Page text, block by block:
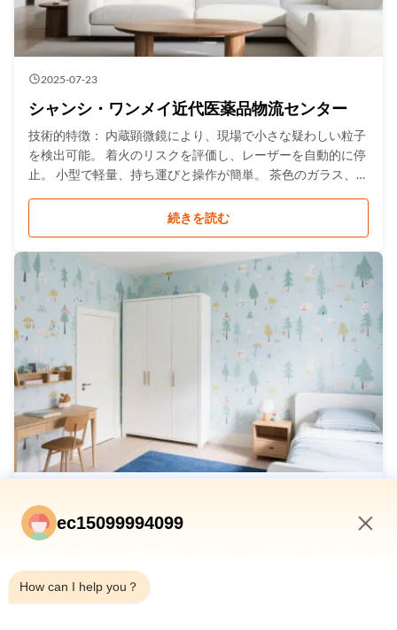
2025-07-23
シャンシ・ワンメイ近代医薬品物流センター
技術的特徴： 内蔵顕微鏡により、現場で小さな疑わしい粒子
を検出可能。 着火のリスクを評価し、レーザーを自動的に停
止。 小型で軽量、持ち運びと操作が簡単。 茶色のガラス、一
リ＞13,000種、禁制品スペクトルライブラリ＞3,000種。
.gtr-container { font-family: 'Segoe UI', Arial, sans-serif; color:
#333333; line-height: 1.6; max-width: 800px; margin: 0 auto;
padding: 20px; } .gtr...
続きを読む
新しいCOVID-19ワクチン、初期試験で有望な
結果を示す
技術的特徴： 内蔵顕微鏡により、現場で小さな不審な粒子を
検出可能。 着火のリスクを評価し、レーザーを自動的に停
ec15099994099
How can I help you？